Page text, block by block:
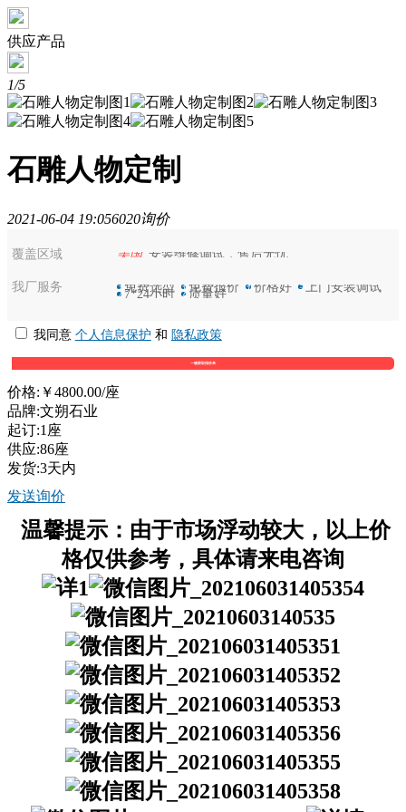
供应产品
1/5
石雕人物定制
2021-06-04 19:056020询价
覆盖区域 美国 安装维修调试，售后无忧
我厂服务 选免费选型 保免费报价 优价格好 装上门安装调试
7 7*24小时 好质量好
我同意 个人信息保护 和 隐私政策
价格: ￥4800.00/座
品牌:文朔石业
起订:1座
供应:86座
发货:3天内
发送询价
温馨提示：由于市场浮动较大，以上价
格仅供参考，具体请来电咨询